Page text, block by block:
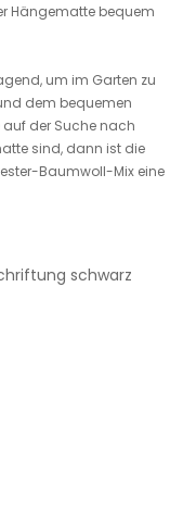
Hängematte bequem
um im Garten zu
dem bequemen
auf der Suche nach
sind, dann ist die
Baumwoll-Mix eine
schwarz